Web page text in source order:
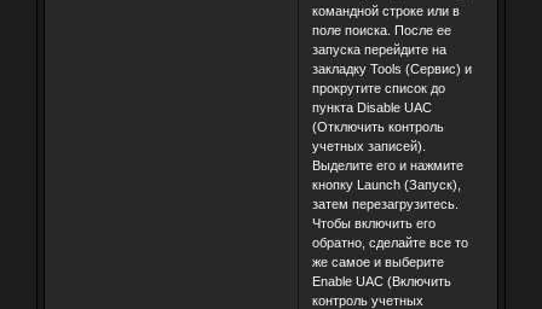
командной строке или в
поле поиска. После ее
запуска перейдите на
закладку Tools (Сервис) и
прокрутите список до
пункта Disable UAC
(Отключить контроль
учетных записей).
Выделите его и нажмите
кнопку Launch (Запуск),
затем перезагрузитесь.
Чтобы включить его
обратно, сделайте все то
же самое и выберите
Enable UAC (Включить
контроль учетных